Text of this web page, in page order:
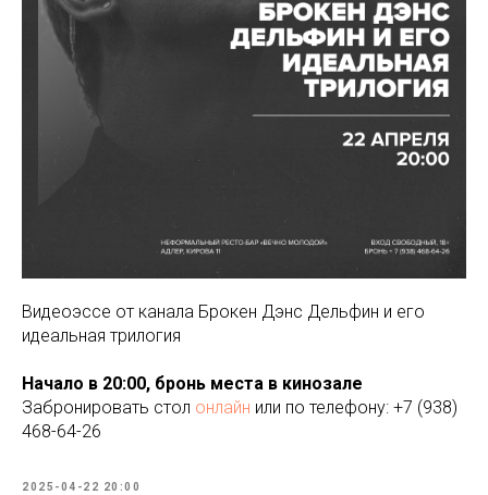
Видеоэссе от канала Брокен Дэнс Дельфин и его
идеальная трилогия
Начало в 20:00, бронь места в кинозале
Забронировать стол онлайн или по телефону: +7 (938)
468-64-26
2025-04-22 20:00